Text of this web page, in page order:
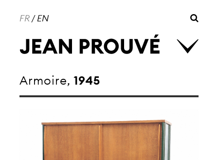
FR/EN
Armoire, 1945